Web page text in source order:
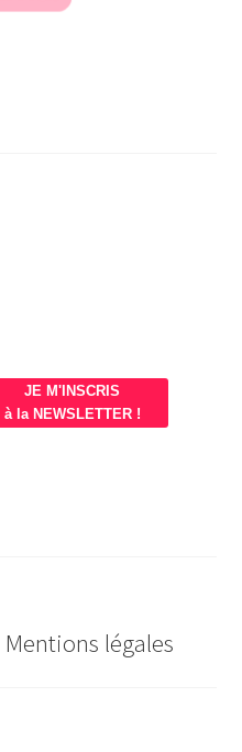
JE M'INSCRIS
à la NEWSLETTER !
Mentions légales